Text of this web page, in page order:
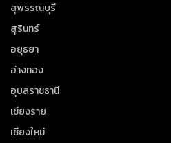
สุพรรณบุรี
สุรินทร์
อยุธยา
อ่างทอง
อุบลราชธานี
เชียงราย
เชียงใหม่